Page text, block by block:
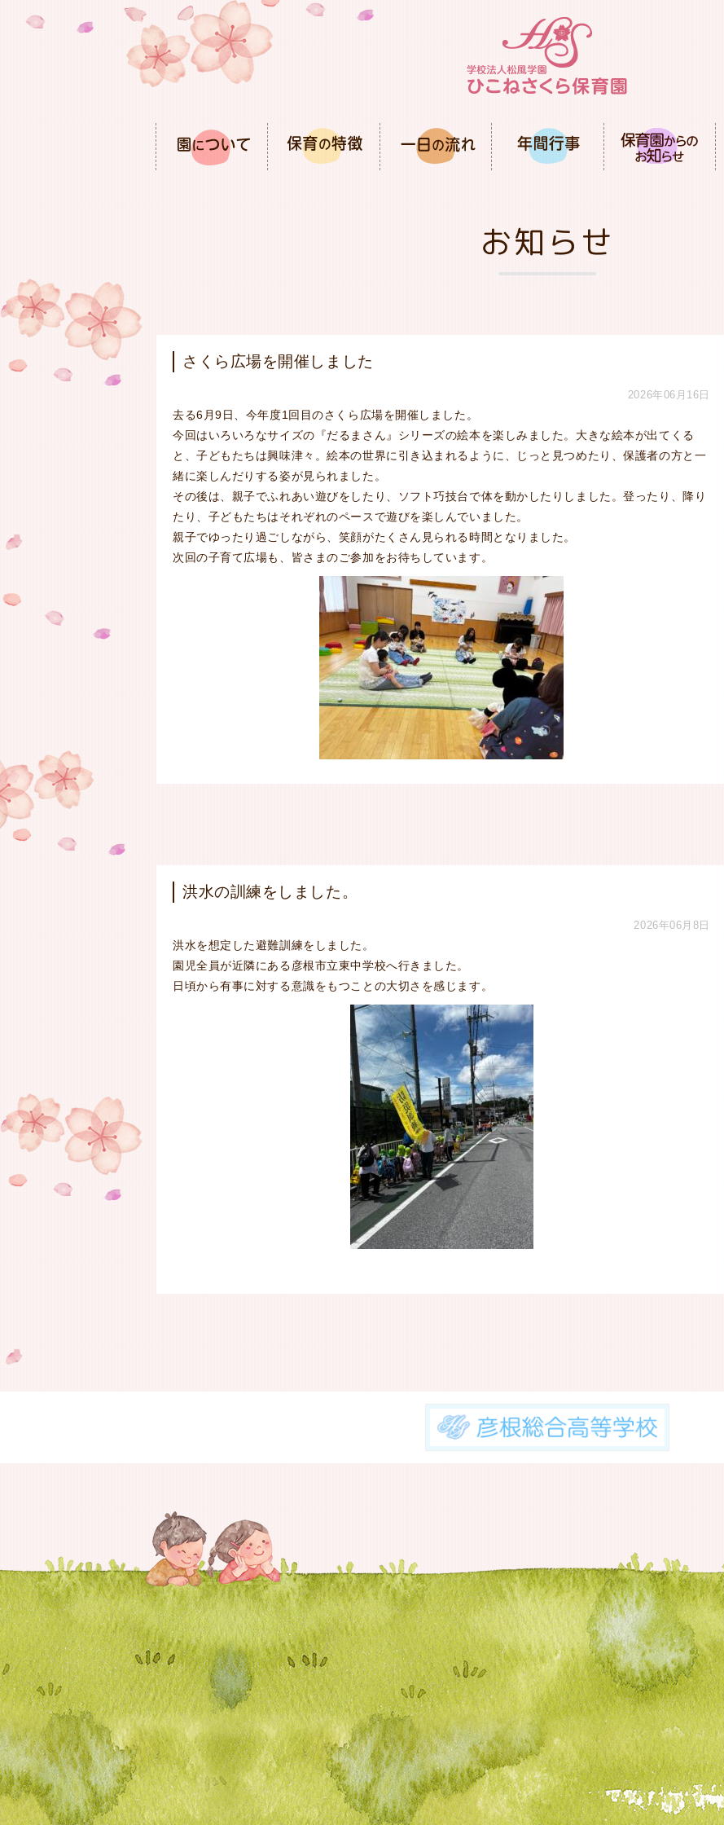
お知らせ
さくら広場を開催しました
2026年06月16日
去る6月9日、今年度1回目のさくら広場を開催しました。
今回はいろいろなサイズの『だるまさん』シリーズの絵本を楽しみました。大きな絵本が出てくる
と、子どもたちは興味津々。絵本の世界に引き込まれるように、じっと見つめたり、保護者の方と一
緒に楽しんだりする姿が見られました。
その後は、親子でふれあい遊びをしたり、ソフト巧技台で体を動かしたりしました。登ったり、降り
たり、子どもたちはそれぞれのペースで遊びを楽しんでいました。
親子でゆったり過ごしながら、笑顔がたくさん見られる時間となりました。
次回の子育て広場も、皆さまのご参加をお待ちしています。
洪水の訓練をしました。
2026年06月8日
洪水を想定した避難訓練をしました。
園児全員が近隣にある彦根市立東中学校へ行きました。
日頃から有事に対する意識をもつことの大切さを感じます。